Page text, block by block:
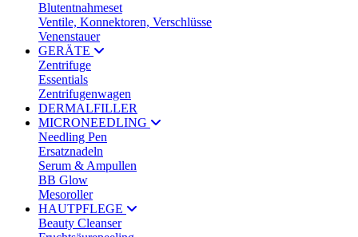
Blutentnahmeset
Ventile, Konnektoren, Verschlüsse
Venenstauer
GERÄTE
Zentrifuge
Essentials
Zentrifugenwagen
DERMALFILLER
MICRONEEDLING
Needling Pen
Ersatznadeln
Serum & Ampullen
BB Glow
Mesoroller
HAUTPFLEGE
Beauty Cleanser